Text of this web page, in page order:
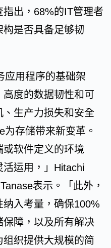
出，68%的IT管理者
是否具备足够韧
应用程序的基础架
度的数据韧性和可
生产力损失和安全
存储带来新变革。
软件定义的环境
运用，」Hitachi
表示。「此外，
入考量，确保100%
障，以及所有解决
织提供大规模的简